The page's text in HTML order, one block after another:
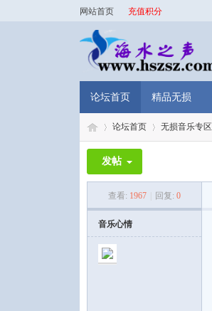
网站首页 充值积分
论坛首页 精品无损
论坛首页 无损音乐专区
发帖
查看: 1967 回复: 0
音乐心情